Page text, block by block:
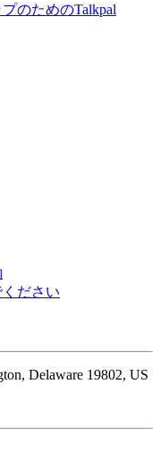
のためのTalkpal
ださい
Delaware 19802, US